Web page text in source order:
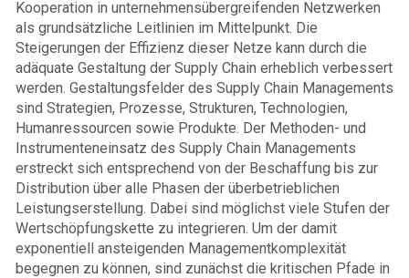
Kooperation in unternehmensübergreifenden Netzwerken
als grundsätzliche Leitlinien im Mittelpunkt. Die
Steigerungen der Effizienz dieser Netze kann durch die
adäquate Gestaltung der Supply Chain erheblich verbessert
werden. Gestaltungsfelder des Supply Chain Managements
sind Strategien, Prozesse, Strukturen, Technologien,
Humanressourcen sowie Produkte. Der Methoden- und
Instrumenteneinsatz des Supply Chain Managements
erstreckt sich entsprechend von der Beschaffung bis zur
Distribution über alle Phasen der überbetrieblichen
Leistungserstellung. Dabei sind möglichst viele Stufen der
Wertschöpfungskette zu integrieren. Um der damit
exponentiell ansteigenden Managementkomplexität
begegnen zu können, sind zunächst die kritischen Pfade in